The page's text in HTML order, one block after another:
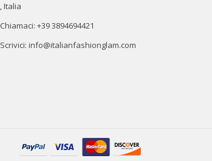
,Italia
Chiamaci: +39 3894694421
Scrivici: info@italianfashionglam.com